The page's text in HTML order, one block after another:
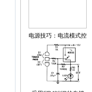
电源技巧：电流模式控
制简化了对降压LED稳
压器的补偿